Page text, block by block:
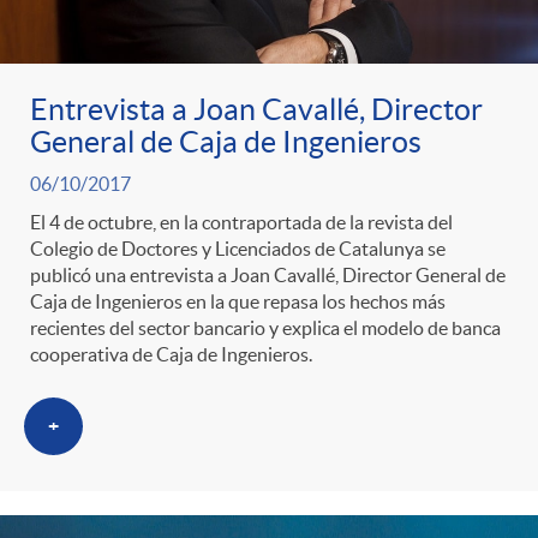
r
a
S
a
l
a
p
o
r
c
a
t
n
i
d
o
A
n
i
c
a
d
o
r
d
Entrevista a Joan Cavallé, Director
General de Caja de Ingenieros
06/10/2017
El 4 de octubre, en la contraportada de la revista del
Colegio de Doctores y Licenciados de Catalunya se
publicó una entrevista a Joan Cavallé, Director General de
Caja de Ingenieros en la que repasa los hechos más
recientes del sector bancario y explica el modelo de banca
cooperativa de Caja de Ingenieros.
+